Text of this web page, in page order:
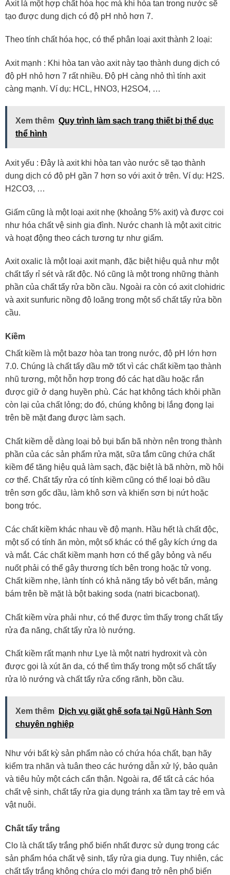
Axit là một hợp chất hóa học mà khi hòa tan trong nước sẽ
tạo được dung dịch có độ pH nhỏ hơn 7.
Theo tính chất hóa học, có thể phân loại axit thành 2 loại:
Axit mạnh : Khi hòa tan vào axit này tạo thành dung dịch có
độ pH nhỏ hơn 7 rất nhiều. Độ pH càng nhỏ thì tính axit
càng mạnh. Ví dụ: HCL, HNO3, H2SO4, …
Xem thêm Quy trình làm sạch trang thiết bị thể dục
thể hình
Axit yếu : Đây là axit khi hòa tan vào nước sẽ tạo thành
dung dịch có độ pH gần 7 hơn so với axit ở trên. Ví dụ: H2S.
H2CO3, …
Giấm cũng là một loại axit nhẹ (khoảng 5% axit) và được coi
như hóa chất vệ sinh gia đình. Nước chanh là một axit citric
và hoạt động theo cách tương tự như giấm.
Axit oxalic là một loại axit mạnh, đặc biệt hiệu quả như một
chất tẩy rỉ sét và rất độc. Nó cũng là một trong những thành
phần của chất tẩy rửa bồn cầu. Ngoài ra còn có axit clohidric
và axit sunfuric nồng độ loãng trong một số chất tẩy rửa bồn
cầu.
Kiềm
Chất kiềm là một bazơ hòa tan trong nước, độ pH lớn hơn
7.0. Chúng là chất tẩy dầu mỡ tốt vì các chất kiềm tạo thành
nhũ tương, một hỗn hợp trong đó các hạt dầu hoặc rắn
được giữ ở dạng huyền phù. Các hạt không tách khỏi phần
còn lại của chất lỏng; do đó, chúng không bị lắng đọng lại
trên bề mặt đang được làm sạch.
Chất kiềm dễ dàng loại bỏ bụi bẩn bã nhờn nên trong thành
phần của các sản phẩm rửa mặt, sữa tắm cũng chứa chất
kiềm để tăng hiệu quả làm sạch, đặc biệt là bã nhờn, mồ hôi
cơ thể. Chất tẩy rửa có tính kiềm cũng có thể loại bỏ dầu
trên sơn gốc dầu, làm khô sơn và khiến sơn bị nứt hoặc
bong tróc.
Các chất kiềm khác nhau về độ mạnh. Hầu hết là chất độc,
một số có tính ăn mòn, một số khác có thể gây kích ứng da
và mắt. Các chất kiềm mạnh hơn có thể gây bỏng và nếu
nuốt phải có thể gây thương tích bên trong hoặc tử vong.
Chất kiềm nhẹ, lành tính có khả năng tẩy bỏ vết bẩn, mảng
bám trên bề mặt là bột baking soda (natri bicacbonat).
Chất kiềm vừa phải như, có thể được tìm thấy trong chất tẩy
rửa đa năng, chất tẩy rửa lò nướng.
Chất kiềm rất mạnh như Lye là một natri hydroxit và còn
được gọi là xút ăn da, có thể tìm thấy trong một số chất tẩy
rửa lò nướng và chất tẩy rửa cống rãnh, bồn cầu.
Xem thêm
Dịch vụ giặt ghế sofa tại Ngũ Hành Sơn
chuyên nghiệp
Như với bất kỳ sản phẩm nào có chứa hóa chất, bạn hãy
kiểm tra nhãn và tuân theo các hướng dẫn xử lý, bảo quản
và tiêu hủy một cách cẩn thận. Ngoài ra, để tất cả các hóa
chất vệ sinh, chất tẩy rửa gia dụng tránh xa tầm tay trẻ em và
vật nuôi.
Chất tẩy trắng
Clo là chất tẩy trắng phổ biến nhất được sử dụng trong các
sản phẩm hóa chất vệ sinh, tẩy rửa gia dụng. Tuy nhiên, các
chất tẩy trắng không chứa clo mới đang trở nên phổ biến